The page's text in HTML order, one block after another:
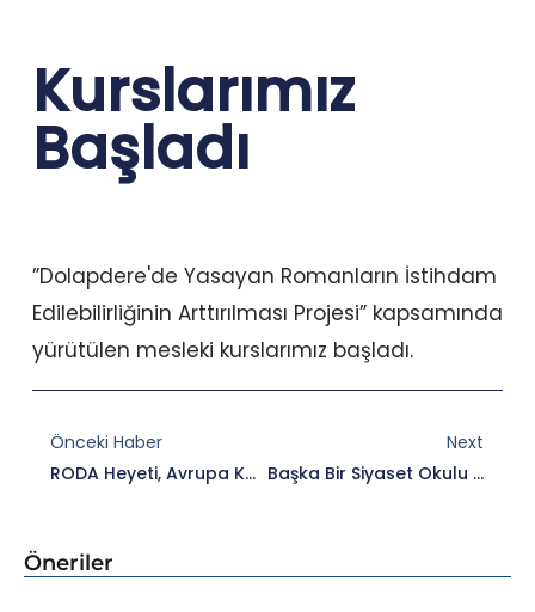
Kurslarımız
Başladı
”Dolapdere'de Yasayan Romanların İstihdam
Edilebilirliğinin Arttırılması Projesi” kapsamında
yürütülen mesleki kurslarımız başladı.
Önceki Haber
RODA Heyeti, Avrupa Konseyi Ziyaretinde Memnun Döndü
Next
Başka Bir Siyaset Okulu Kayıtları Başladı
Öneriler